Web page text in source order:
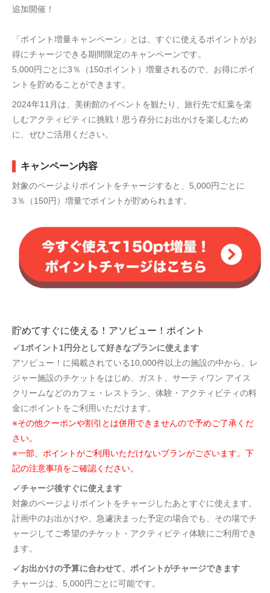
追加開催！
「ポイント増量キャンペーン」とは、すぐに使えるポイントがお
得にチャージできる期間限定のキャンペーンです。
5,000円ごとに3％（150ポイント）増量されるので、お得にポイ
ントを貯めることができます。
2024年11月は、美術館のイベントを観たり、旅行先で紅葉を楽
しむアクティビティに挑戦！思う存分にお出かけを楽しむため
に、ぜひご活用ください。
キャンペーン内容
対象のページよりポイントをチャージすると、5,000円ごとに
3％（150円）増量でポイントが貯められます。
貯めてすぐに使える！アソビュー！ポイント
✓1ポイント1円分として好きなプランに使えます
アソビュー！に掲載されている10,000件以上の施設の中から、レ
ジャー施設のチケットをはじめ、ガスト、サーティワン アイス
クリームなどのカフェ・レストラン、体験・アクティビティの料
金にポイントをご利用いただけます。
※その他クーポンや割引とは併用できませんので予めご了承くだ
さい。
※一部、ポイントがご利用いただけないプランがございます。下
記の注意事項をご確認ください。
✓チャージ後すぐに使えます
対象のページよりポイントをチャージしたあとすぐに使えます。
計画中のお出かけや、急遽決まった予定の場合でも、その場でチ
ャージしてご希望のチケット・アクティビティ体験にご利用でき
ます。
✓お出かけの予算に合わせて、ポイントがチャージできます
チャージは、5,000円ごとに可能です。